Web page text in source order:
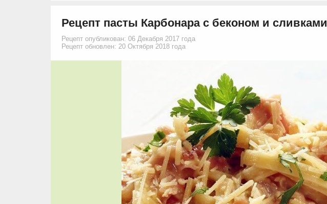
Рецепт пасты Карбонара с беконом и сливками
Рецепт опубликован: 06 Декабря 2017 года
Рецепт обновлен: 20 Октября 2018 года